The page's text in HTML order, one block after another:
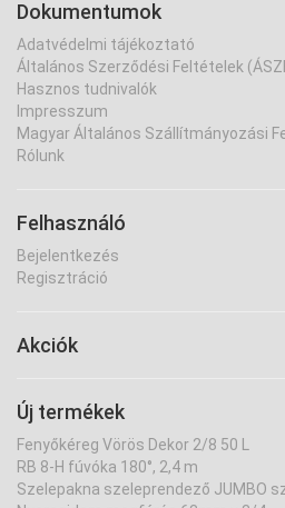
Dokumentumok
Adatvédelmi tájékoztató
Általános Szerződési Feltételek
Hasznos tudnivalók
Impresszum
Magyar Általános Szállítmányozási
Rólunk
Felhasználó
Bejelentkezés
Regisztráció
Akciók
Új termékek
Fenyőkéreg Vörös Dekor 2/8 50 L
RB 8-H fúvóka 180°, 2,4 m
Szelepakna szeleprendező JUMBO